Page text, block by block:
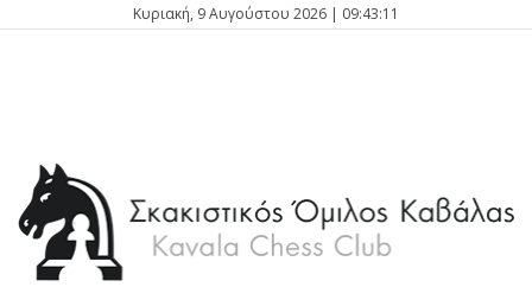
Κυριακή, 9 Αυγούστου 2026 | 09:43:11